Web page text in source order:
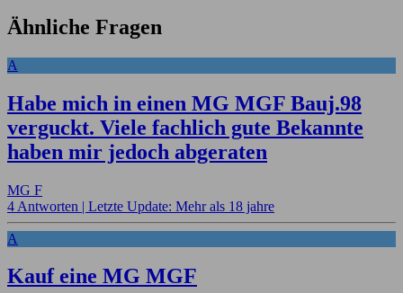
Ähnliche Fragen
A
Habe mich in einen MG MGF Bauj.98
verguckt. Viele fachlich gute Bekannte
haben mir jedoch abgeraten
MG F
4 Antworten | Letzte Update: Mehr als 18 jahre
A
Kauf eine MG MGF